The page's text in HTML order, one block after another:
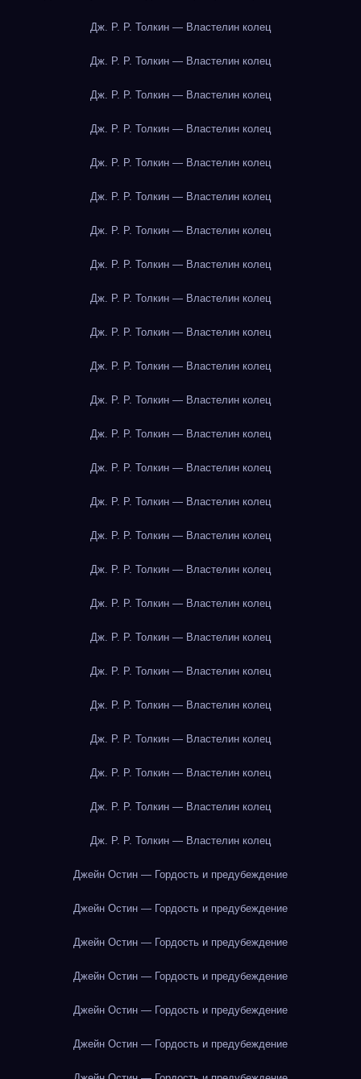
Дж. Р. Р. Толкин — Властелин колец
Дж. Р. Р. Толкин — Властелин колец
Дж. Р. Р. Толкин — Властелин колец
Дж. Р. Р. Толкин — Властелин колец
Дж. Р. Р. Толкин — Властелин колец
Дж. Р. Р. Толкин — Властелин колец
Дж. Р. Р. Толкин — Властелин колец
Дж. Р. Р. Толкин — Властелин колец
Дж. Р. Р. Толкин — Властелин колец
Дж. Р. Р. Толкин — Властелин колец
Дж. Р. Р. Толкин — Властелин колец
Дж. Р. Р. Толкин — Властелин колец
Дж. Р. Р. Толкин — Властелин колец
Дж. Р. Р. Толкин — Властелин колец
Дж. Р. Р. Толкин — Властелин колец
Дж. Р. Р. Толкин — Властелин колец
Дж. Р. Р. Толкин — Властелин колец
Дж. Р. Р. Толкин — Властелин колец
Дж. Р. Р. Толкин — Властелин колец
Дж. Р. Р. Толкин — Властелин колец
Дж. Р. Р. Толкин — Властелин колец
Дж. Р. Р. Толкин — Властелин колец
Дж. Р. Р. Толкин — Властелин колец
Дж. Р. Р. Толкин — Властелин колец
Дж. Р. Р. Толкин — Властелин колец
Джейн Остин — Гордость и предубеждение
Джейн Остин — Гордость и предубеждение
Джейн Остин — Гордость и предубеждение
Джейн Остин — Гордость и предубеждение
Джейн Остин — Гордость и предубеждение
Джейн Остин — Гордость и предубеждение